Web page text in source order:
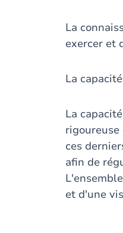
La
exercer et
La
La
ces
afin de
et d'une